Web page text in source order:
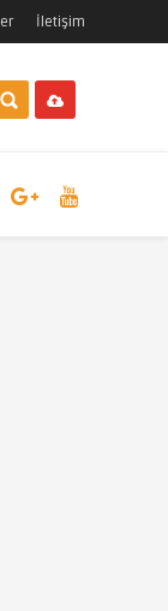
İletişim